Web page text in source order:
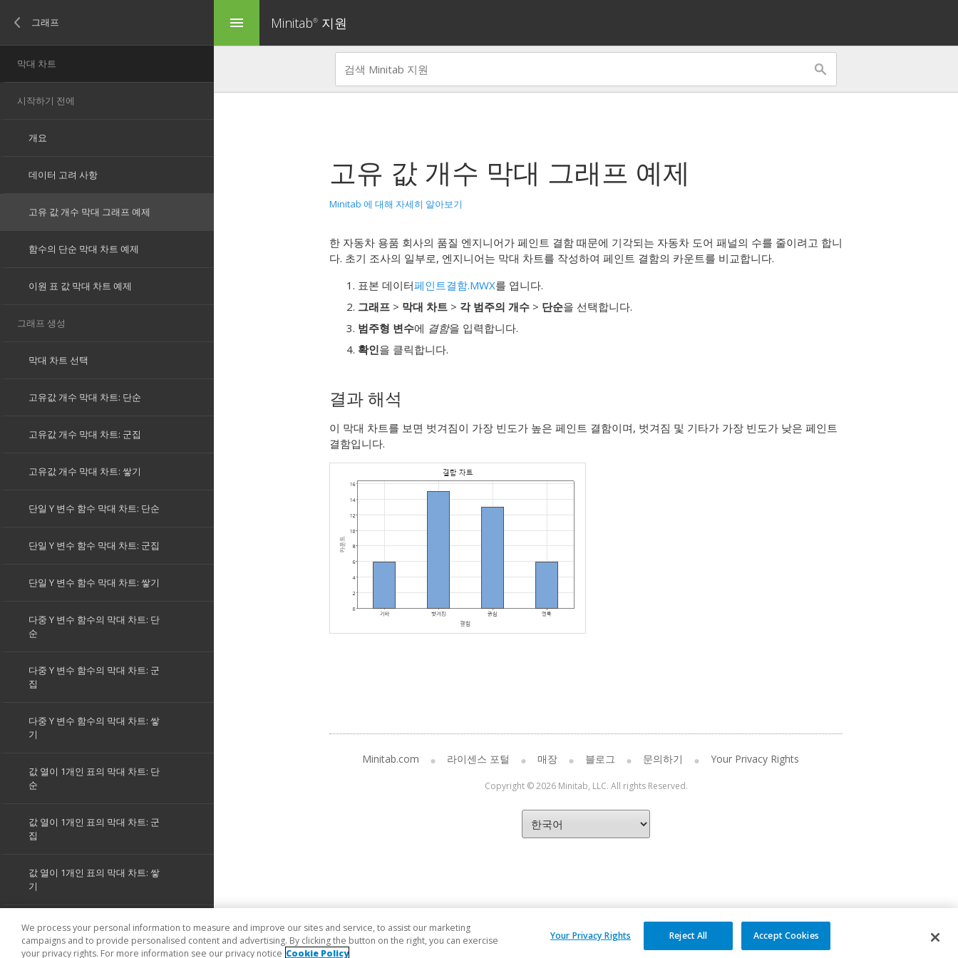
menu Minitab® 지원
고유 값 개수 막대 그래프 예제
Minitab 에 대해 자세히 알아보기
한 자동차 용품 회사의 품질 엔지니어가 페인트 결함 때문에 기각되는 자동차 도어 패널의 수를 줄이려고 합니
다. 초기 조사의 일부로, 엔지니어는 막대 차트를 작성하여 페인트 결함의 카운트를 비교합니다.
표본 데이터페인트결함.MWX를 엽니다.
그래프 > 막대 차트 > 각 범주의 개수 > 단순을 선택합니다.
범주형 변수에 결함을 입력합니다.
확인을 클릭합니다.
결과 해석
이 막대 차트를 보면 벗겨짐이 가장 빈도가 높은 페인트 결함이며, 벗겨짐 및 기타가 가장 빈도가 낮은 페인트
결함입니다.
Minitab.com 라이센스 포털 매장 블로그 문의하기 Your Privacy Rights
Copyright © 2026 Minitab, LLC. All rights Reserved.
We process your personal information to measure and improve our sites and service, to assist our marketing
campaigns and to provide personalised content and advertising. By clicking the button on the right, you can exercise
your privacy rights. For more information see our privacy notice Cookie Policy
Your Privacy Rights Reject All Accept Cookies